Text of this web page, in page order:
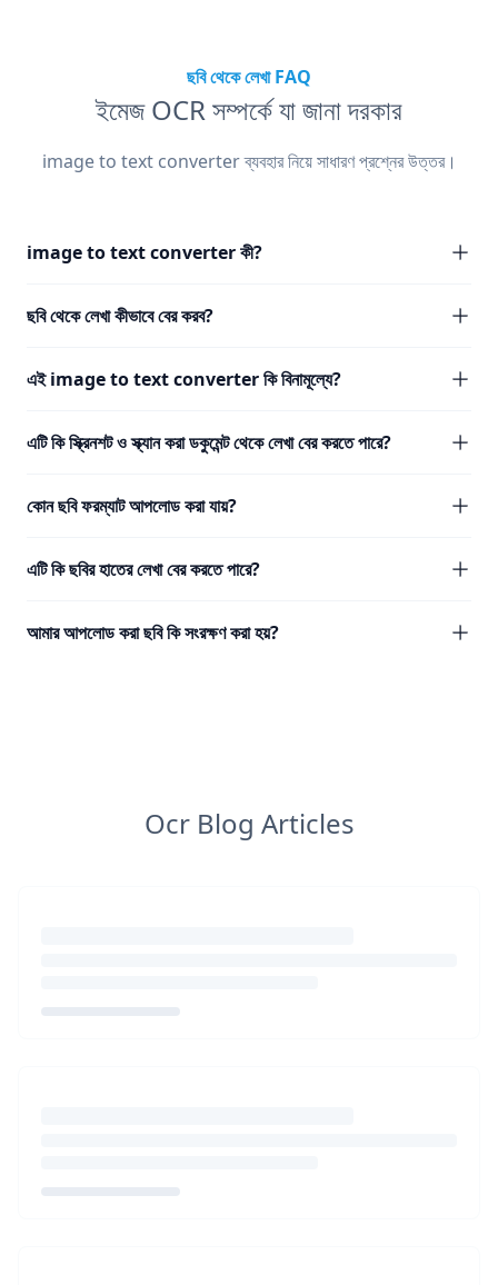
ছবি থেকে লেখা FAQ
ইমেজ OCR সম্পর্কে যা জানা দরকার
image to text converter ব্যবহার নিয়ে সাধারণ প্রশ্নের উত্তর।
image to text converter কী?
ছবি থেকে লেখা কীভাবে বের করব?
এই image to text converter কি বিনামূল্যে?
এটি কি স্ক্রিনশট ও স্ক্যান করা ডকুমেন্ট থেকে লেখা বের করতে পারে?
কোন ছবি ফরম্যাট আপলোড করা যায়?
এটি কি ছবির হাতের লেখা বের করতে পারে?
আমার আপলোড করা ছবি কি সংরক্ষণ করা হয়?
Ocr Blog Articles